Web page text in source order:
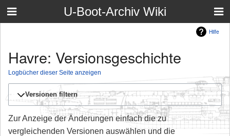
U-Boot-Archiv Wiki
Hilfe
Havre: Versionsgeschichte
Logbücher dieser Seite anzeigen
Versionen filtern
Zur Anzeige der Änderungen einfach die zu
vergleichenden Versionen auswählen und die